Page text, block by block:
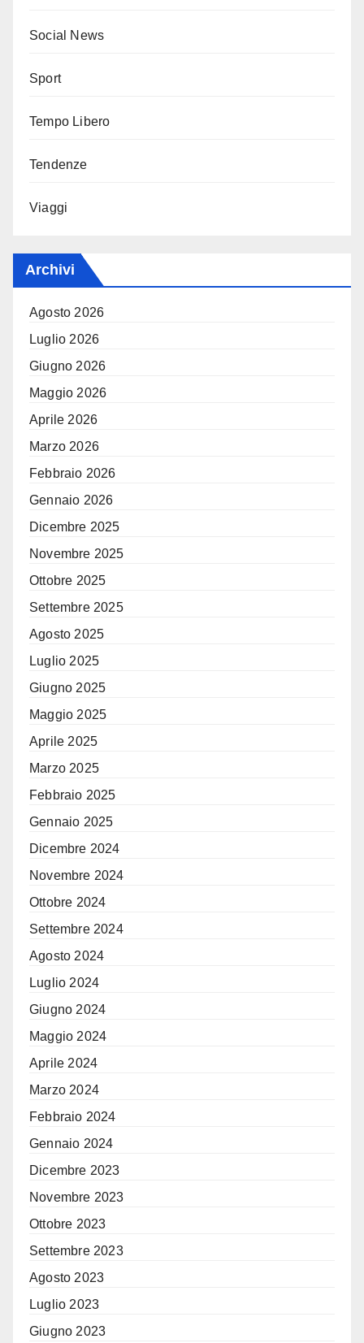
Social News
Sport
Tempo Libero
Tendenze
Viaggi
Archivi
Agosto 2026
Luglio 2026
Giugno 2026
Maggio 2026
Aprile 2026
Marzo 2026
Febbraio 2026
Gennaio 2026
Dicembre 2025
Novembre 2025
Ottobre 2025
Settembre 2025
Agosto 2025
Luglio 2025
Giugno 2025
Maggio 2025
Aprile 2025
Marzo 2025
Febbraio 2025
Gennaio 2025
Dicembre 2024
Novembre 2024
Ottobre 2024
Settembre 2024
Agosto 2024
Luglio 2024
Giugno 2024
Maggio 2024
Aprile 2024
Marzo 2024
Febbraio 2024
Gennaio 2024
Dicembre 2023
Novembre 2023
Ottobre 2023
Settembre 2023
Agosto 2023
Luglio 2023
Giugno 2023